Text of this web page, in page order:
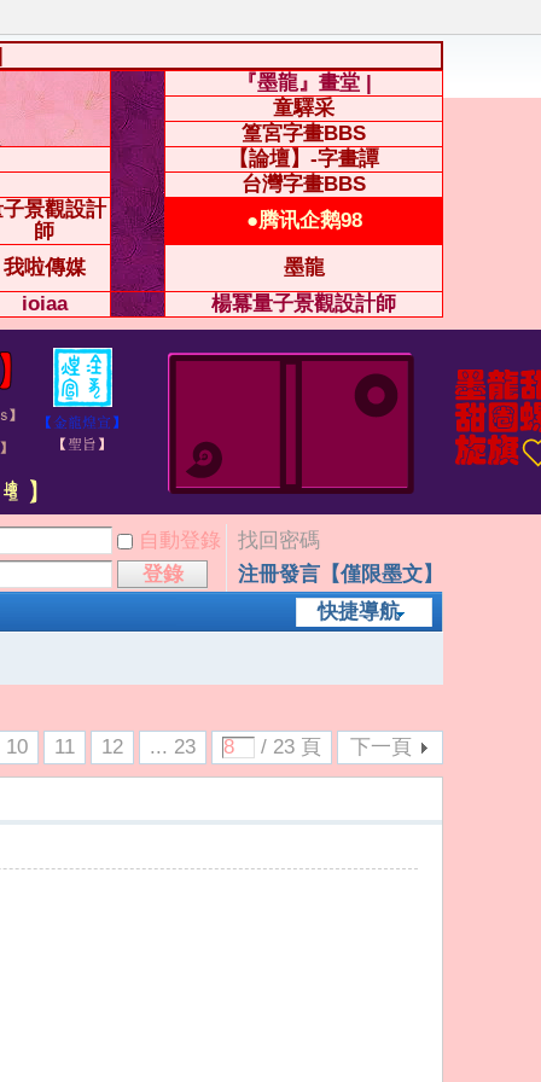
『墨龍』畫堂 |
童驛采
篁宮字畫BBS
【論壇】-字畫譚
台灣字畫BBS
景觀設計
師
●腾讯企鹅98
我啦傳媒
墨龍
ioiaa
楊冪量子景觀設計師
自動登錄
找回密碼
登錄
注冊發言【僅限墨文】
快捷導航
10 11 12 ... 23 / 23 頁 下一頁